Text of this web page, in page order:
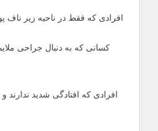
افرادی که فقط در ناحیه زیر ناف
کسانی که به دنبال جراحی
افرادی که افتادگی شدید ندارند